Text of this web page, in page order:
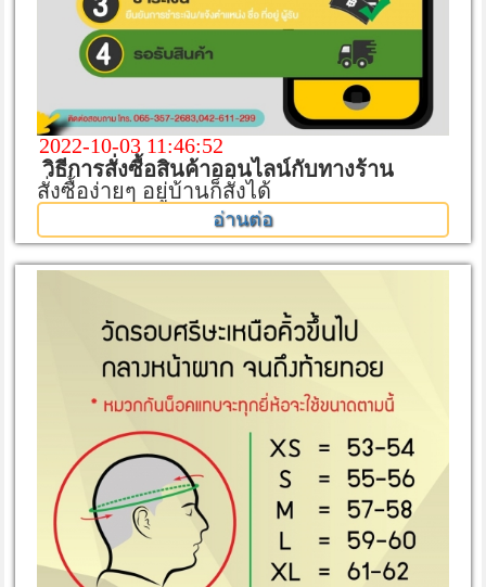
2022-10-03 11:46:52
วิธีการสั่งซื้อสินค้าออนไลน์กับทางร้าน
สั่งซื้อง่ายๆ อยู่บ้านก็สั่งได้
อ่านต่อ